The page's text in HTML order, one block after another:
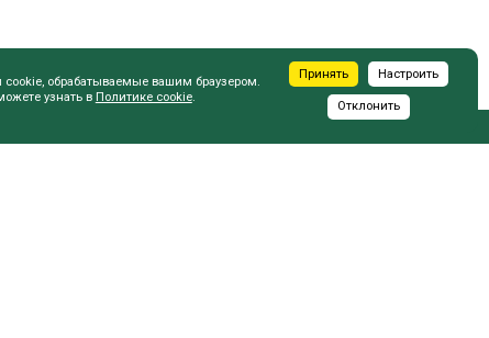
cookie, обрабатываемые вашим браузером.
узнать в Политике cookie.
Принять Настроить
Отклонить